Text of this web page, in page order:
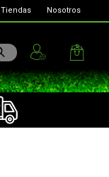
Tiendas Nosotros